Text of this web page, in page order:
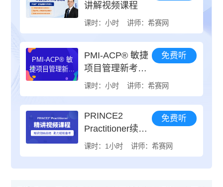
讲解视频课程
课时：小时 讲师：希赛网
PMI-ACP® 敏
捷项目管理新考
PMI-ACP® 敏捷
项目管理新考纲
新趋势
免费听
课时：小时 讲师：希赛网
PRINCE2
Practitioner续证
指导
免费听
课时：1小时 讲师：希赛网